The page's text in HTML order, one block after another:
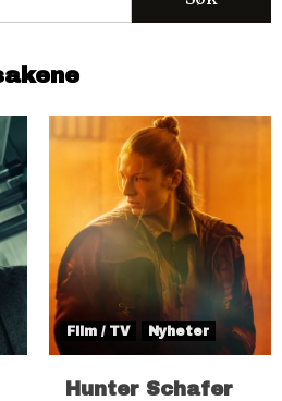
Film / TV Nyheter
Hunter Schafer